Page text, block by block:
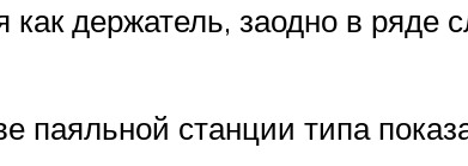
как держатель, заодно в ряде
паяльной станции типа